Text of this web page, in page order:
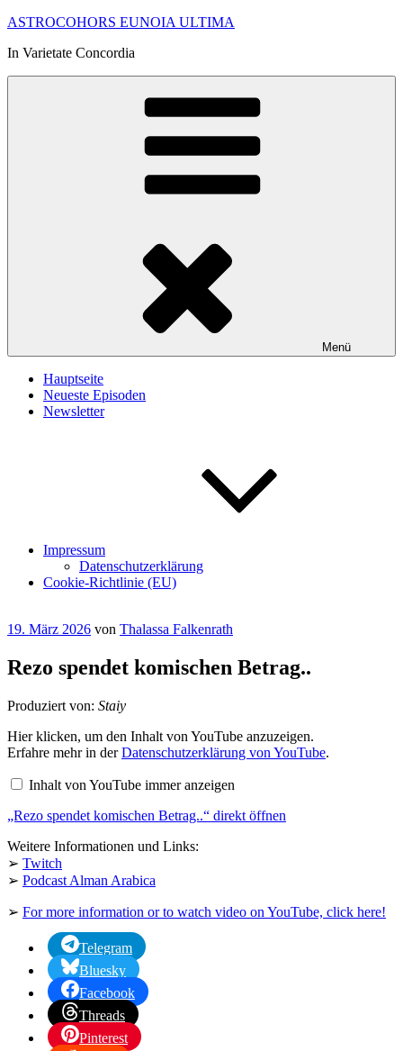
Zum
springen
ASTROCOHORS EUNOIA ULTIMA
In Varietate Concordia
Menü
Hauptseite
Neueste Episoden
Newsletter
Impressum
Datenschutzerklärung
Cookie-Richtlinie (EU)
Veröffentlicht
19. März 2026 von Thalassa Falkenrath
Rezo spendet komischen Betrag..
Produziert von: Staiy
„Rezo
spendet
komischen
von
anzeigen
Hier klicken, um den Inhalt von YouTube anzuzeigen.
Erfahre mehr in derDatenschutzerklärung von YouTube.
Inhalt von YouTube immer anzeigen
„Rezo spendet komischen Betrag..“ direkt öffnen
Weitere Informationen und Links:
➢ Twitch
➢ Podcast Alman Arabica
➢ For more information or to watch video on YouTube, click here!
Telegram
Bluesky
Facebook
Threads
Pinterest